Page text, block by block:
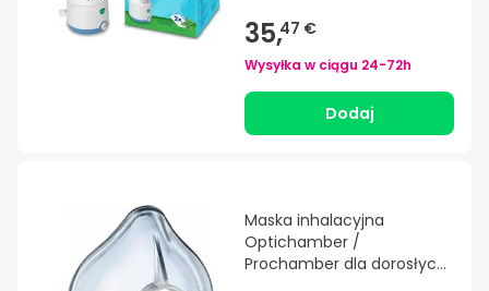
35,47 €
Wysyłka w ciągu 24-72h
Dodaj
Maska inhalacyjna
Optichamber /
Prochamber dla dorosłych